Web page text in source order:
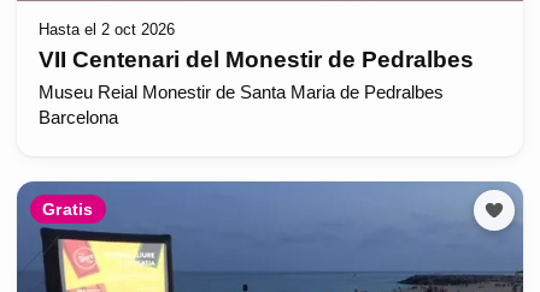
Hasta el 2 oct 2026
VII Centenari del Monestir de Pedralbes
Museu Reial Monestir de Santa Maria de Pedralbes
Barcelona
Gratis